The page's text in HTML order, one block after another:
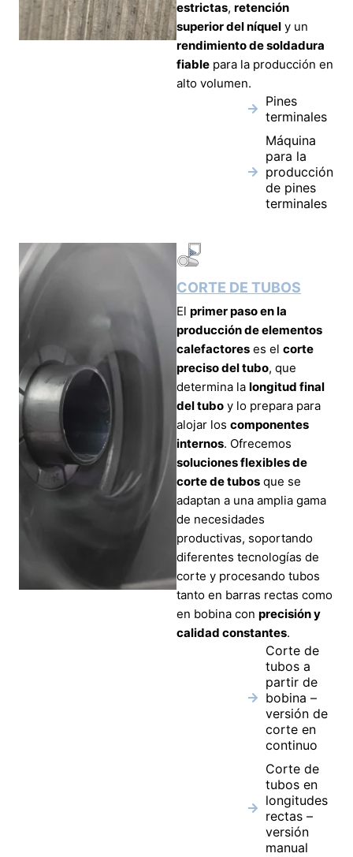
estrictas, retención
superior del níquel y un
rendimiento de soldadura
fiable para la producción en
alto volumen.
Pines
terminales
Máquina
para la
producción
de pines
terminales
CORTE DE TUBOS
El primer paso en la
producción de elementos
calefactores es el corte
preciso del tubo, que
determina la longitud final
del tubo y lo prepara para
alojar los componentes
internos. Ofrecemos
soluciones flexibles de
corte de tubos que se
adaptan a una amplia gama
de necesidades
productivas, soportando
diferentes tecnologías de
corte y procesando tubos
tanto en barras rectas como
en bobina con precisión y
calidad constantes.
Corte de
tubos a
partir de
bobina –
versión de
corte en
continuo
Corte de
tubos en
longitudes
rectas –
versión
manual